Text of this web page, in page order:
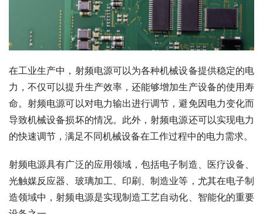
在工业生产中，射频电源可以为各种机械设备提供稳定的电
力，不仅可以提升生产效率，还能够增加生产设备的使用寿
命。射频电源可以对电力输出进行调节，避免因电力变化而
导致机械设备损坏的情况。此外，射频电源还可以实现电力
的快速调节，满足不同机械设备在工作过程中的电力需求。
射频电源具有广泛的应用领域，包括电子制造、医疗设备、
光触媒反应器、玻璃加工、印刷、制造业等，尤其在电子制
造领域中，射频电源是实现制造工艺自动化、智能化的重要